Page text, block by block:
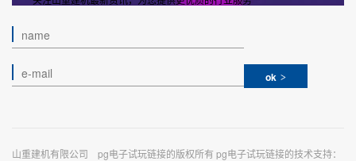
ok
山重建机有限公司 pg电子试玩链接的版权所有 pg电子试玩链接的技术支持：